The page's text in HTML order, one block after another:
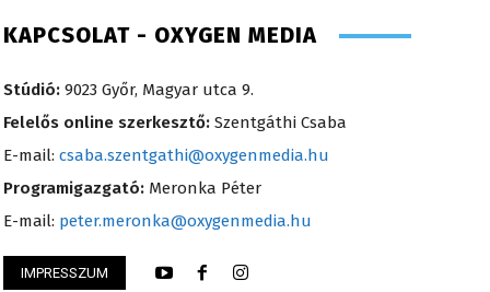
Krisztián – programozó, technikus –
KAPCSOLAT - OXYGEN MEDIA
Stúdió: 9023 Győr, Magyar utca 9.
Felelős online szerkesztő: Szentgáthi Csaba
E-mail: csaba.szentgathi@oxygenmedia.hu
Programigazgató: Meronka Péter
E-mail: peter.meronka@oxygenmedia.hu
IMPRESSZUM